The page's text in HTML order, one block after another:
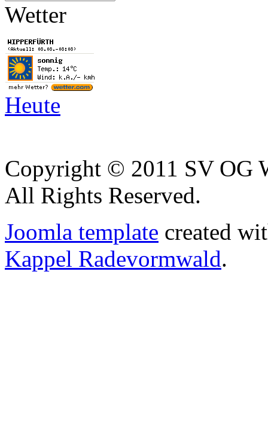
Wetter
Heute
Copyright © 2011 SV OG
All Rights Reserved.
Joomla template created
Kappel Radevormwald.